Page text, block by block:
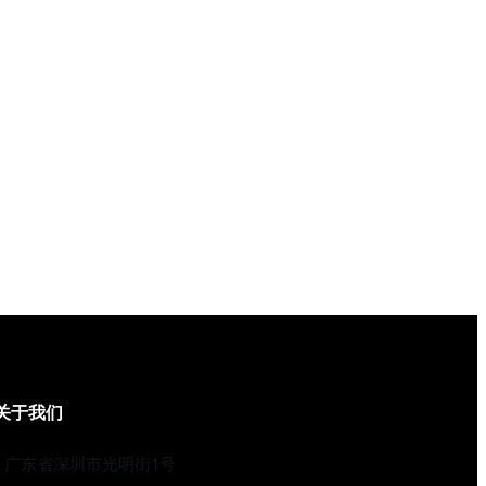
于我们
广东省深圳市光明街1号